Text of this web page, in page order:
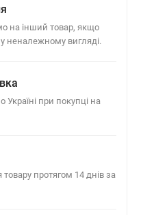
на інший товар, якщо
неналежному вигляді.
при покупці на
протягом 14 днів за